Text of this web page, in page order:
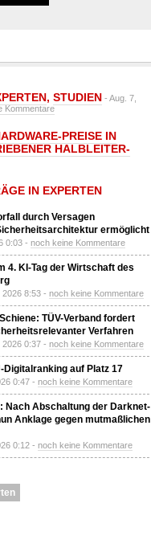
, STUDIEN - Aug. 7,
Kommentare
PREISE IN
HALBLEITER-
IN EXPERTEN
durch Versagen
ermöglicht
0:03 - noch keine Kommentare
4. KI-Tag der Wirtschaft des
8:53 - noch keine Kommentare
TÜV-Verband fordert
Verfahren
0:37 - noch keine Kommentare
Digitalranking auf Platz 17
0:47 - noch keine Kommentare
Nach Abschaltung der Darknet-
Anklage gegen mutmaßlichen
0:12 - noch keine Kommentare